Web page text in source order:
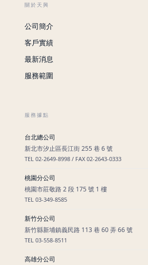
關於天興
公司簡介
客戶實績
最新消息
服務範圍
服務據點
台北總公司
新北市汐止區長江街 255 巷 6 號
TEL 02-2649-8998 / FAX 02-2643-0333
桃園分公司
桃園市莊敬路 2 段 175 號 1 樓
TEL 03-349-8585
新竹分公司
新竹縣新埔鎮義民路 113 巷 60 弄 66 號
TEL 03-558-8511
高雄分公司